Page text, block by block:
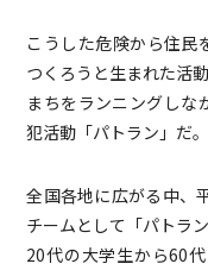
こうした危険から住民
つくろうと生まれた活動
まちをランニングしな
犯活動「パトラン」だ。
全国各地に広がる中、
チームとして「パトラ
20代の大学生から60